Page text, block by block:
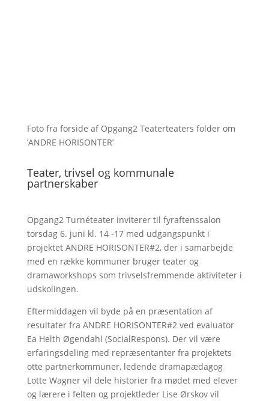
Foto fra forside af Opgang2 Teaterteaters folder om
’ANDRE HORISONTER’
Teater, trivsel og kommunale
partnerskaber
Opgang2 Turnéteater inviterer til fyraftenssalon
torsdag 6. juni kl. 14 -17 med udgangspunkt i
projektet ANDRE HORISONTER#2, der i samarbejde
med en række kommuner bruger teater og
dramaworkshops som trivselsfremmende aktiviteter i
udskolingen.
Eftermiddagen vil byde på en præsentation af
resultater fra ANDRE HORISONTER#2 ved evaluator
Ea Helth Øgendahl (SocialRespons). Der vil være
erfaringsdeling med repræsentanter fra projektets
otte partnerkommuner, ledende dramapædagog
Lotte Wagner vil dele historier fra mødet med elever
og lærere i felten og projektleder Lise Ørskov vil